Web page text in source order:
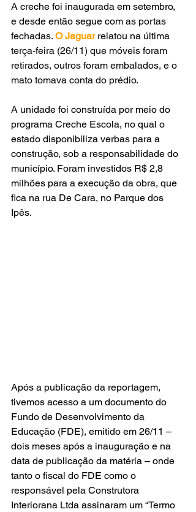
A creche foi inaugurada em setembro,
e desde então segue com as portas
fechadas. O Jaguar relatou na última
terça-feira (26/11) que móveis foram
retirados, outros foram embalados, e o
mato tomava conta do prédio.
A unidade foi construída por meio do
programa Creche Escola, no qual o
estado disponibiliza verbas para a
construção, sob a responsabilidade do
município. Foram investidos R$ 2,8
milhões para a execução da obra, que
fica na rua De Cara, no Parque dos
Ipês.
Após a publicação da reportagem,
tivemos acesso a um documento do
Fundo de Desenvolvimento da
Educação (FDE), emitido em 26/11 –
dois meses após a inauguração e na
data de publicação da matéria – onde
tanto o fiscal do FDE como o
responsável pela Construtora
Interiorana Ltda assinaram um “Termo